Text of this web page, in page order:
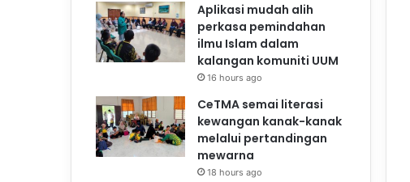
Aplikasi mudah alih
perkasa pemindahan
ilmu Islam dalam
kalangan komuniti UUM
16 hours ago
CeTMA semai literasi
kewangan kanak-kanak
melalui pertandingan
mewarna
18 hours ago